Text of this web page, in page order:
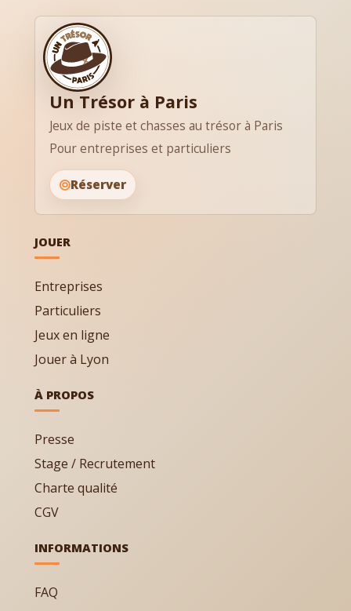
Un Trésor à Paris
Jeux de piste et chasses au trésor à Paris
Pour entreprises et particuliers
Réserver
JOUER
Entreprises
Particuliers
Jeux en ligne
Jouer à Lyon
À PROPOS
Presse
Stage / Recrutement
Charte qualité
CGV
INFORMATIONS
FAQ